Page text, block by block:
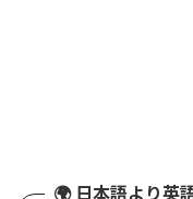
🌍 日本語より英